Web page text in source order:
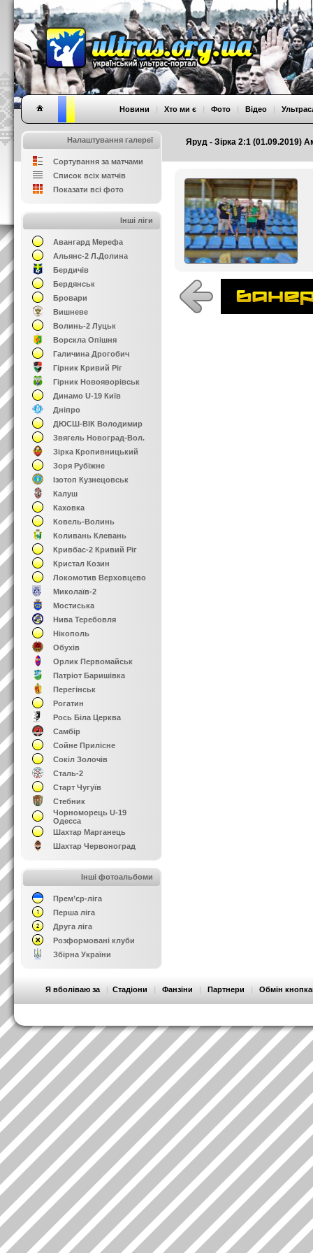
Яруд - Зірка 2:1 (01.09.2019)
Новини | Хто ми є | Фото | Відео |
Налаштування галереї
Сортування за матчами
Список всіх матчів
Показати всі фото
Інші ліги
Авангард Мерефа
Альянс-2 Л.Долина
Бердичів
Бердянськ
Бровари
Вишневе
Волинь-2 Луцьк
Ворскла Опішня
Галичина Дрогобич
Гірник Кривий Ріг
Гірник Новояворівськ
Динамо U-19 Київ
Дніпро
ДЮСШ-ВІК Володимир
Звягель Новоград-Вол.
Зірка Кропивницький
Зоря Рубіжне
Ізотоп Кузнецовськ
Калуш
Каховка
Ковель-Волинь
Коливань Клевань
Кривбас-2 Кривий Ріг
Кристал Козин
Локомотив Верховцево
Миколаїв-2
Мостиська
Нива Теребовля
Нікополь
Обухів
Орлик Первомайськ
Патріот Баришівка
Перегінськ
Рогатин
Рось Біла Церква
Самбір
Сойне Прилісне
Сокіл Золочів
Сталь-2
Старт Чугуїв
Стебник
Чорноморець U-19
Одесса
Шахтар Марганець
Шахтар Червоноград
Інші фотоальбоми
Прем’єр-ліга
Перша ліга
Друга ліга
Розформовані клуби
Збірна України
Я вболіваю за | Стадіони | Фанзіни | Партнери | Обмін